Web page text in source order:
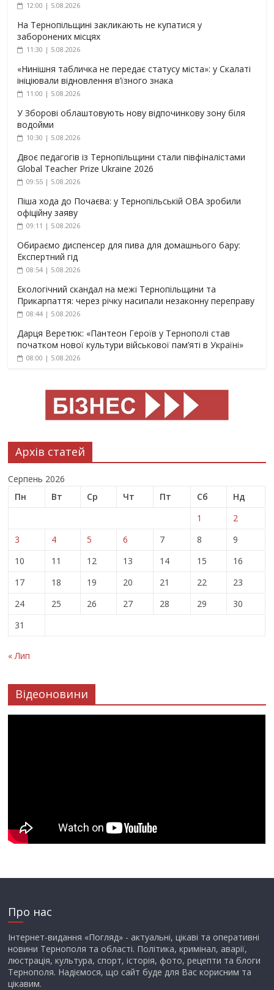
12:00 | 5.08.2026
На Тернопільщині закликають не купатися у
заборонених місцях
11:30 | 5.08.2026
«Нинішня табличка не передає статусу міста»: у Скалаті
ініціювали відновлення в’їзного знака
11:00 | 5.08.2026
У Зборові облаштовують нову відпочинкову зону біля
водойми
10:30 | 5.08.2026
Двоє педагогів із Тернопільщини стали півфіналістами
Global Teacher Prize Ukraine 2026
09:55 | 5.08.2026
Піша хода до Почаєва: у Тернопільській ОВА зробили
офіційну заяву
09:11 | 5.08.2026
Обираємо диспенсер для пива для домашнього бару:
Експертний гід
08:54 | 5.08.2026
Екологічний скандал на межі Тернопільщини та
Прикарпаття: через річку насипали незаконну переправу
08:44 | 5.08.2026
Дарця Веретюк: «Пантеон Героїв у Тернополі став
початком нової культури військової пам’яті в Україні»
08:00 | 5.08.2026
Архів статей
Серпень 2026
Пн
Вт Ср Чт Пт Сб
Нд
1
2
3
4 5 6 7 8
9
10
11 12 13 14 15
16
17
18 19 20 21 22
23
24
25 26 27 28 29
30
31
« Лип
Відеоновини
Про нас
Інтернет-видання «Погляд» - актуальні, цікаві та оперативні
новини Тернополя та області. Політика, кримінал, аварії,
люстрація, культура, спорт, історія, фото, рецепти та блоги
Тернополя. Надіємося, що сайт буде для Вас корисним та
цікавим.